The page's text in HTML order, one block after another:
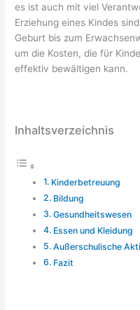
es ist auch mit viel
Erziehung eines Kindes
Geburt bis zum
um die Kosten, die für
effektiv bewältigen kann.
Inhaltsverzeichnis
Kinderbetreuung
Bildung
Gesundheitswesen
Essen und Kleidung
Außerschulische
Fazit